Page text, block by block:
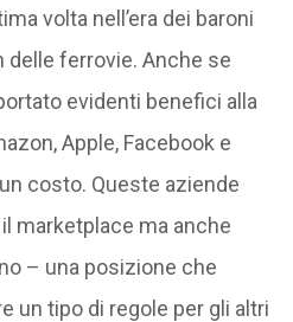
volta nell’era dei baroni
delle ferrovie. Anche se
evidenti benefici alla
Apple, Facebook e
costo. Queste aziende
marketplace ma anche
– una posizione che
un tipo di regole per gli altri